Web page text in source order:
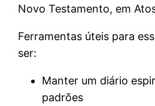
Novo Testamento, em
Ferramentas úteis para
ser:
Manter um diário
padrões